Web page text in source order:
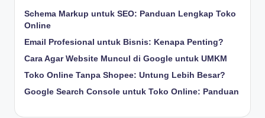
Schema Markup untuk SEO: Panduan Lengkap Toko
Online
Email Profesional untuk Bisnis: Kenapa Penting?
Cara Agar Website Muncul di Google untuk UMKM
Toko Online Tanpa Shopee: Untung Lebih Besar?
Google Search Console untuk Toko Online: Panduan